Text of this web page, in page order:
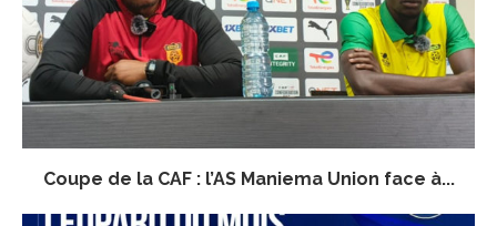
Coupe de la CAF : l’AS Maniema Union face à...